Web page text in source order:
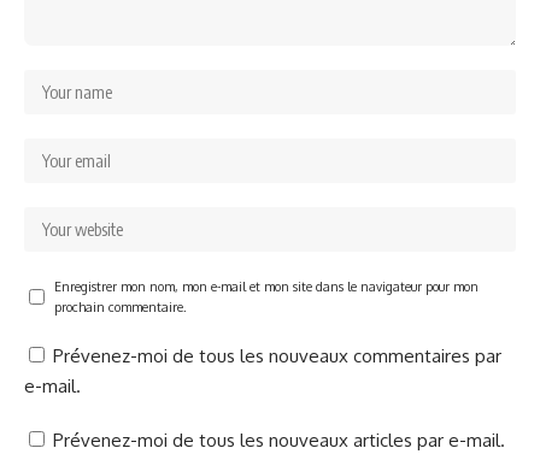
Enregistrer mon nom, mon e-mail et mon site dans le navigateur pour mon
prochain commentaire.
Prévenez-moi de tous les nouveaux commentaires par
e-mail.
Prévenez-moi de tous les nouveaux articles par e-mail.